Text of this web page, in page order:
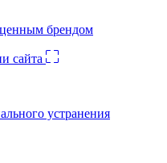
брендом